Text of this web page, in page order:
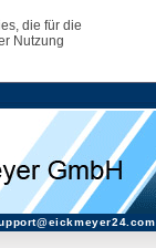
die für die
Nutzung